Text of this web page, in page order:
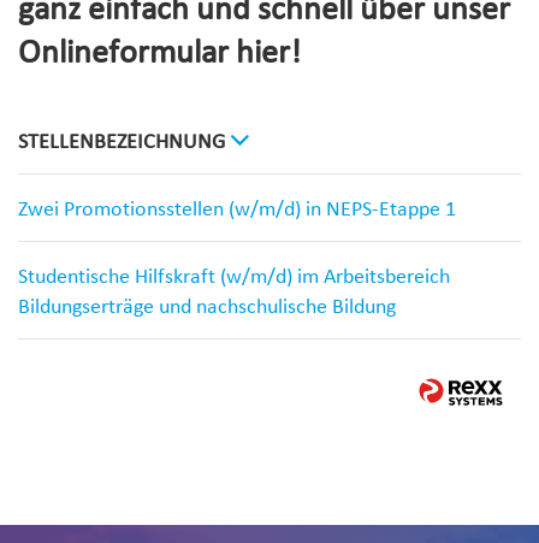
ganz einfach und schnell über unser
Onlineformular hier!
STELLENBEZEICHNUNG
Zwei Promotionsstellen (w/m/d) in NEPS-Etappe 1
Studentische Hilfskraft (w/m/d) im Arbeitsbereich
Bildungserträge und nachschulische Bildung